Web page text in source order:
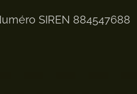
SIREN 884547688